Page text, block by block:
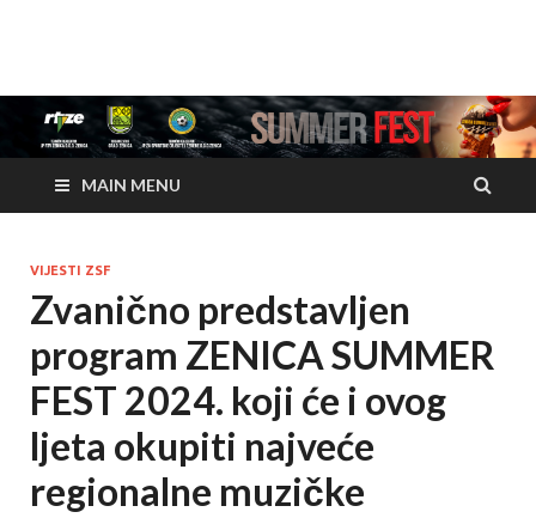
MAIN MENU
VIJESTI ZSF
Zvanično predstavljen
program ZENICA SUMMER
FEST 2024. koji će i ovog
ljeta okupiti najveće
regionalne muzičke